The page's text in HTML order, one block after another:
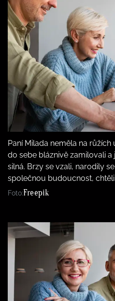
Paní Milada neměla na
do sebe bláznivě zamilovali
silná. Brzy se vzali, narodily
společnou budoucnost,
Foto:Freepik